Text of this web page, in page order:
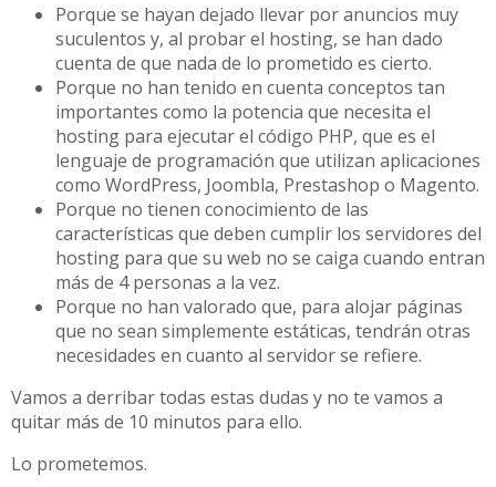
Porque se hayan dejado llevar por anuncios muy
suculentos y, al probar el hosting, se han dado
cuenta de que nada de lo prometido es cierto.
Porque no han tenido en cuenta conceptos tan
importantes como la potencia que necesita el
hosting para ejecutar el código PHP, que es el
lenguaje de programación que utilizan aplicaciones
como WordPress, Joombla, Prestashop o Magento.
Porque no tienen conocimiento de las
características que deben cumplir los servidores del
hosting para que su web no se caiga cuando entran
más de 4 personas a la vez.
Porque no han valorado que, para alojar páginas
que no sean simplemente estáticas, tendrán otras
necesidades en cuanto al servidor se refiere.
Vamos a derribar todas estas dudas y no te vamos a
quitar más de 10 minutos para ello.
Lo prometemos.